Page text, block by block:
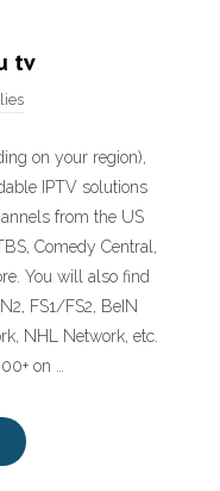
tv
on your region),
IPTV solutions
from the US
Comedy Central,
You will also find
FS1/FS2, BeIN
NHL Network, etc.
on …